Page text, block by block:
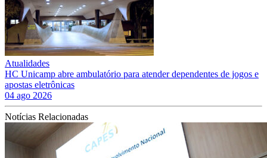
Atualidades
HC Unicamp abre ambulatório para atender dependentes de jogos e
apostas eletrônicas
04 ago 2026
Notícias Relacionadas